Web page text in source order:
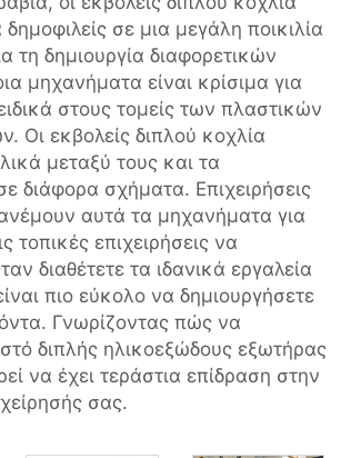
δημοφιλείς σε μια μεγάλη ποικιλία
τη δημιουργία διαφορετικών
μηχανήματα είναι κρίσιμα για
στους τομείς των πλαστικών
Οι εκβολείς διπλού κοχλία
μεταξύ τους και τα
διάφορα σχήματα. Επιχειρήσεις
αυτά τα μηχανήματα για
τοπικές επιχειρήσεις να
διαθέτετε τα ιδανικά εργαλεία
πιο εύκολο να δημιουργήσετε
Γνωρίζοντας πώς να
διπλής ηλικοεξώδους εξωτήρας
να έχει τεράστια επίδραση στην
σας.